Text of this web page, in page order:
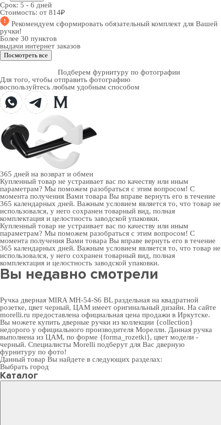
Срок: 5 - 6 дней
Стоимость: от 814₽
Рекомендуем сформировать обязательный комплект для Вашей
ручки!
Более 30 пунктов
выдачи интернет заказов
Посмотреть все
Подберем фурнитуру по фотографии
Для того, чтобы отправить фотографию
воспользуйтесь любым удобным способом
365 дней на возврат и обмен
Купленный товар не устраивает вас по качеству или иным
параметрам? Мы поможем разобраться с этим вопросом! С
момента получения Вами товара Вы вправе вернуть его в течение
365 календарных дней. Важным условием является то, что товар не
использовался, у него сохранен товарный вид, полная
комплектация и целостность заводской упаковки.
Купленный товар не устраивает вас по качеству или иным
параметрам? Мы поможем разобраться с этим вопросом! С
момента получения Вами товара Вы вправе вернуть его в течение
365 календарных дней. Важным условием является то, что товар не
использовался, у него сохранен товарный вид, полная
комплектация и целостность заводской упаковки.
Вы недавно смотрели
Ручка дверная MIRA MH-54-S6 BL раздельная на квадратной
розетке, цвет черный, ЦАМ имеет оригинальный дизайн. На сайте
morelli.ru предоставлена официальная цена продажи в Иркутске.
Вы можете купить дверные ручки из коллекции {collection}
недорого у официального производителя Морелли. Данная ручка
выполнена из ЦАМ, по форме {forma_rozetki}, цвет модели -
черный. Специалисты Morelli подберут для Вас дверную
фурнитуру по фото!
Данный товар Вы найдете в следующих разделах:
Выбрать город
Каталог